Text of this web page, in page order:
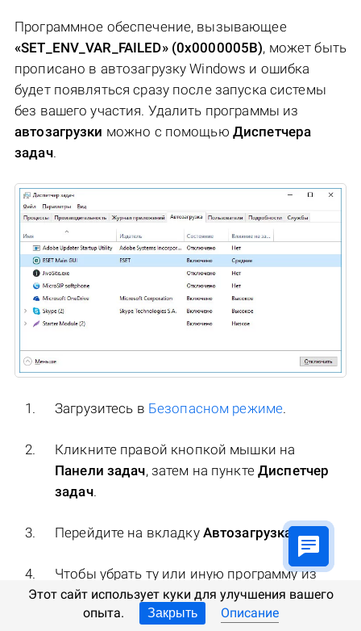
Программное обеспечение, вызывающее
«SET_ENV_VAR_FAILED» (0x0000005B), может быть
прописано в автозагрузку Windows и ошибка
будет появляться сразу после запуска системы
без вашего участия. Удалить программы из
автозагрузки можно с помощью Диспетчера
задач.
Загрузитесь в Безопасном режиме.
Кликните правой кнопкой мышки на
Панели задач, затем на пунктеДиспетчер
задач.
Перейдите на вкладку Автозагрузка
Чтобы убрать ту или иную программу из
автозагрузки выберите её из списка и
отключите, нажав кнопкуОтключить
Этот сайт использует куки для улучшения вашего
опыта.
Закрыть Описание